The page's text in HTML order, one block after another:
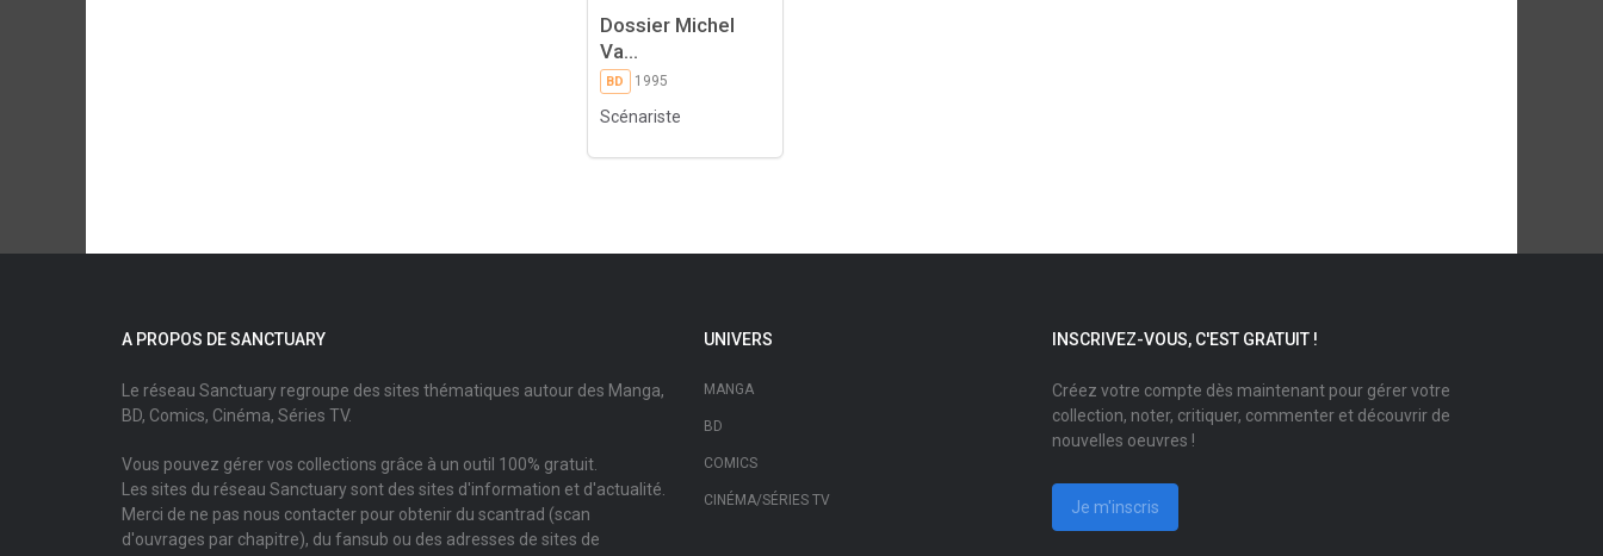
Dossier Michel
Va...
BD 1995
Scénariste
A PROPOS DE SANCTUARY
Le réseau Sanctuary regroupe des sites thématiques autour des Manga,
BD, Comics, Cinéma, Séries TV.
Vous pouvez gérer vos collections grâce à un outil 100% gratuit.
Les sites du réseau Sanctuary sont des sites d'information et d'actualité.
Merci de ne pas nous contacter pour obtenir du scantrad (scan
d'ouvrages par chapitre), du fansub ou des adresses de sites de
UNIVERS
MANGA
BD
COMICS
CINÉMA/SÉRIES TV
INSCRIVEZ-VOUS, C'EST GRATUIT !
Créez votre compte dès maintenant pour gérer votre
collection, noter, critiquer, commenter et découvrir de
nouvelles oeuvres !
Je m'inscris